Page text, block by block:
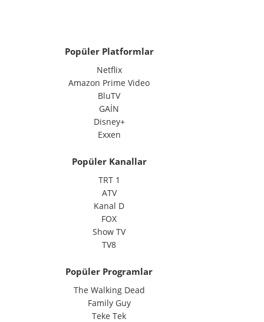
Popüler Platformlar
Netflix
Amazon Prime Video
BluTV
GAİN
Disney+
Exxen
Popüler Kanallar
TRT 1
ATV
Kanal D
FOX
Show TV
TV8
Popüler Programlar
The Walking Dead
Family Guy
Teke Tek